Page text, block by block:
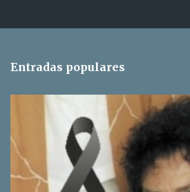
r
s
Entradas populares